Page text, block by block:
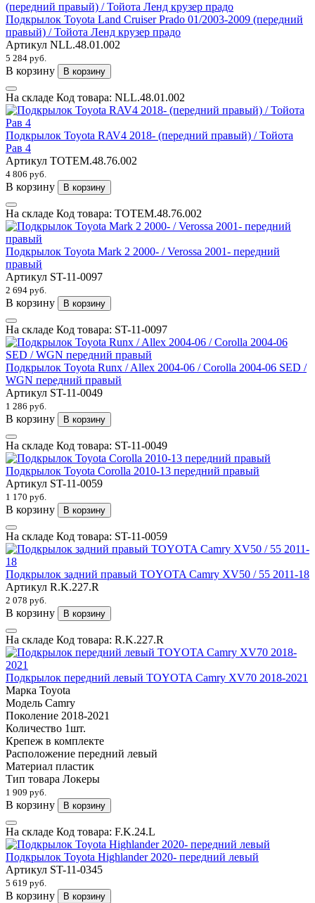
Подкрылок Toyota Land Cruiser Prado 01/2003-2009 (передний
правый) / Тойота Ленд крузер прадо
Артикул NLL.48.01.002
5 284 руб.
В корзину В корзину
На складе Код товара: NLL.48.01.002
Подкрылок Toyota RAV4 2018- (передний правый) / Тойота
Рав 4
Артикул TOTEM.48.76.002
4 806 руб.
В корзину В корзину
На складе Код товара: TOTEM.48.76.002
Подкрылок Toyota Mark 2 2000- / Verossa 2001- передний
правый
Артикул ST-11-0097
2 694 руб.
В корзину В корзину
На складе Код товара: ST-11-0097
Подкрылок Toyota Runx / Allex 2004-06 / Corolla 2004-06 SED /
WGN передний правый
Артикул ST-11-0049
1 286 руб.
В корзину В корзину
На складе Код товара: ST-11-0049
Подкрылок Toyota Corolla 2010-13 передний правый
Артикул ST-11-0059
1 170 руб.
В корзину В корзину
На складе Код товара: ST-11-0059
Подкрылок задний правый TOYOTA Camry XV50 / 55 2011-18
Артикул R.K.227.R
2 078 руб.
В корзину В корзину
На складе Код товара: R.K.227.R
Подкрылок передний левый TOYOTA Camry XV70 2018-2021
Марка Toyota
Модель Camry
Поколение 2018-2021
Количество 1шт.
Крепеж в комплекте
Расположение передний левый
Материал пластик
Тип товара Локеры
1 909 руб.
В корзину В корзину
На складе Код товара: F.K.24.L
Подкрылок Toyota Highlander 2020- передний левый
Артикул ST-11-0345
5 619 руб.
В корзину В корзину